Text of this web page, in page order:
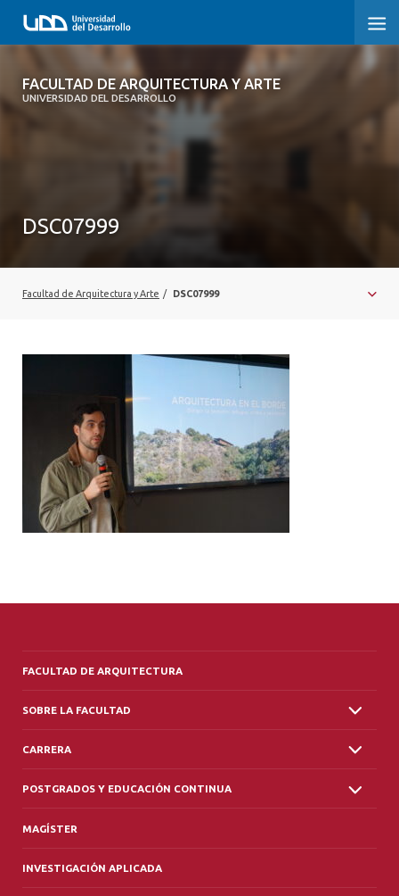
FACULTAD DE ARQUITECTURA Y ARTE
UNIVERSIDAD DEL DESARROLLO
FACULTAD DE ARQUITECTURA Y ARTE
PLATAFORMA VUT
DSC07999
Facultad de Arquitectura y Arte / DSC07999
FACULTAD DE ARQUITECTURA
SOBRE LA FACULTAD
CARRERA
POSTGRADOS Y EDUCACIÓN CONTINUA
MAGÍSTER
INVESTIGACIÓN APLICADA